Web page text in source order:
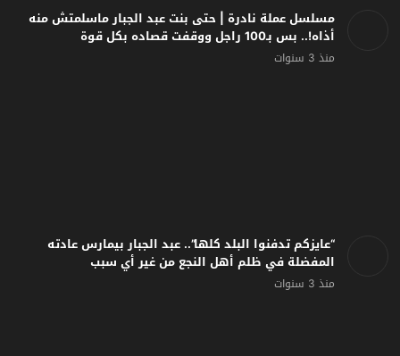
مسلسل عملة نادرة | حتى بنت عبد الجبار ماسلمتش منه
أذاه!.. بس بـ100 راجل ووقفت قصاده بكل قوة
منذ 3 سنوات
“عايزكم تدفنوا البلد كلها”.. عبد الجبار بيمارس عادته
المفضلة في ظلم أهل النجع من غير أي سبب
منذ 3 سنوات